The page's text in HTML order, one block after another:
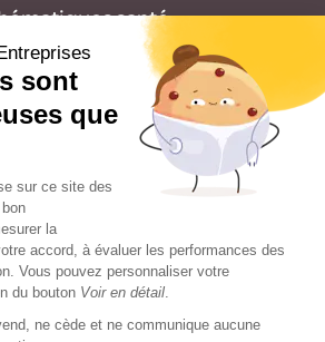
santé
du cancer de la peau
du stress et burn out
des maladies cardiovasculaires
du troubles du sommeil
Prévention tabac
de la grippe
des pathologies visuelles
du diabète et nutrition
du cancer du sein